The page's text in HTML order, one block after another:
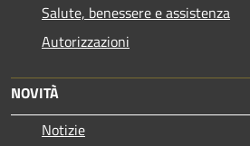
Salute, benessere e assistenza
Autorizzazioni
NOVITÀ
Notizie